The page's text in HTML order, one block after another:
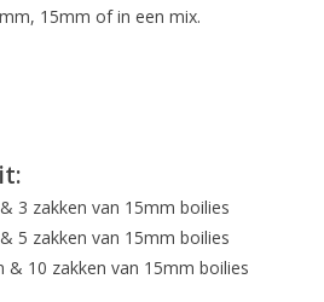
15mm of in een mix.
3 zakken van 15mm boilies
5 zakken van 15mm boilies
& 10 zakken van 15mm boilies